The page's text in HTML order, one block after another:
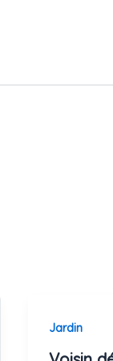
Jardin